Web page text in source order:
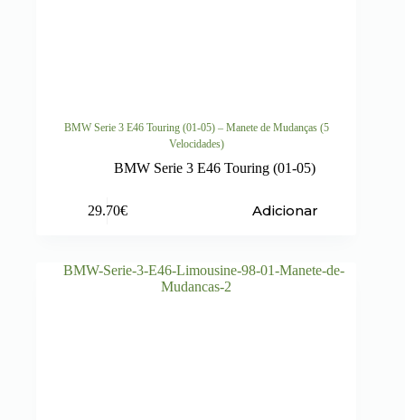
BMW Serie 3 E46 Touring (01-05) – Manete de Mudanças (5
Velocidades)
BMW Serie 3 E46 Touring (01-05)
29.70€ Adicionar